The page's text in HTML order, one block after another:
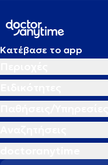
Κατέβασε το app